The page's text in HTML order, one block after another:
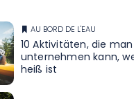
AU BORD DE L'EAU
10 Aktivitäten, die
unternehmen kann,
heiß ist